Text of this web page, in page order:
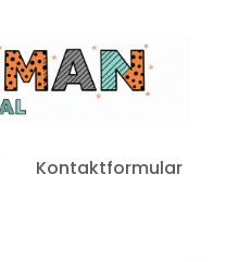
Kontaktformular